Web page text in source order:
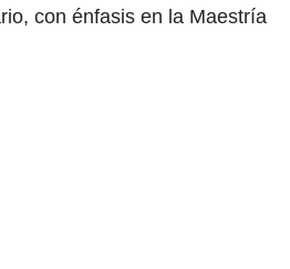
con énfasis en la Maestría